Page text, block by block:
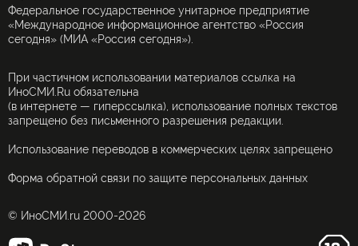
Федеральное государственное унитарное предприятие
«Международное информационное агентство «Россия
сегодня» (МИА «Россия сегодня»).
При частичном использовании материалов ссылка на
ИноСМИ.Ru обязательна
(в интернете — гиперссылка), использование полных текстов
запрещено без письменного разрешения редакции.
Использование переводов в коммерческих целях запрещено
Форма обратной связи по защите персональных данных
© ИноСМИ.ru 2000-2026